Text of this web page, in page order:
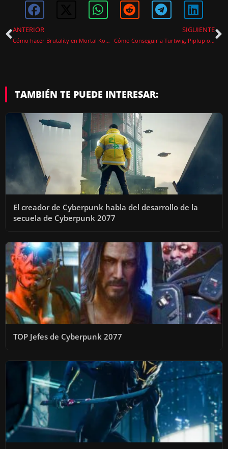
ANTERIOR
Cómo hacer Brutality en Mortal Kombat 1: Domina los Finalizadores Más Violentos
SIGUIENTE
Cómo Conseguir a Turtwig, Piplup o Chimchar en Pokémon Escarlata y Púrpura
TAMBIÉN TE PUEDE INTERESAR:
El creador de Cyberpunk habla del desarrollo de la
secuela de Cyberpunk 2077
TOP Jefes de Cyberpunk 2077